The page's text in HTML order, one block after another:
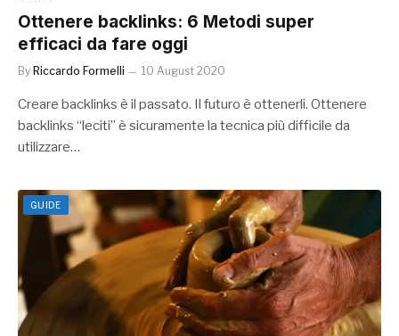
Ottenere backlinks: 6 Metodi super
efficaci da fare oggi
By Riccardo Formelli 10 August 2020
Creare backlinks è il passato. Il futuro è ottenerli. Ottenere
backlinks “leciti” è sicuramente la tecnica più difficile da
utilizzare…
GUIDE